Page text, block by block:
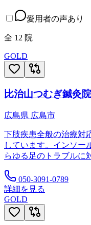
愛用者の声あり
全 12 院
GOLD
比治山つむぎ鍼灸院
広島県 広島市
下肢疾患全般の治療対
しています。インソー
らゆる足のトラブルに
050-3091-0789
詳細を見る
GOLD